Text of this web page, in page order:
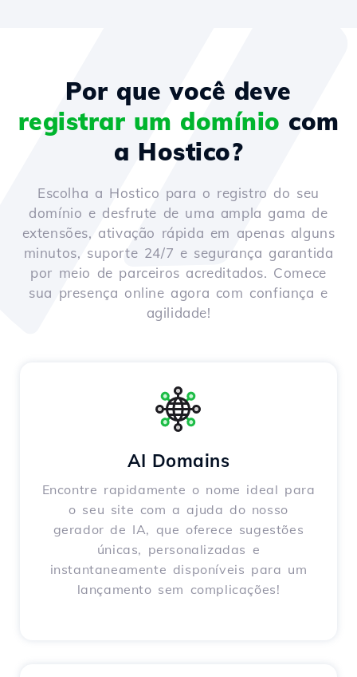
Por que você deve
registrar um domínio com
a Hostico?
Escolha a Hostico para o registro do seu
domínio e desfrute de uma ampla gama de
extensões, ativação rápida em apenas alguns
minutos, suporte 24/7 e segurança garantida
por meio de parceiros acreditados. Comece
sua presença online agora com confiança e
agilidade!
AI Domains
Encontre rapidamente o nome ideal para
o seu site com a ajuda do nosso
gerador de IA, que oferece sugestões
únicas, personalizadas e
instantaneamente disponíveis para um
lançamento sem complicações!